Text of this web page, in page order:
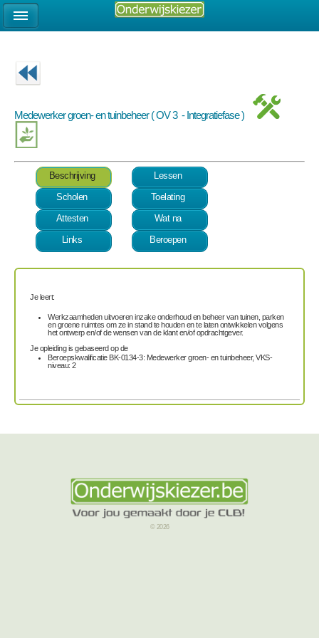
Medewerker groen- en tuinbeheer ( OV 3 - Integratiefase )
Beschrijving
Lessen
Scholen
Toelating
Attesten
Wat na
Links
Beroepen
Je leert:
Werkzaamheden uitvoeren inzake onderhoud en beheer van tuinen, parken
en groene ruimtes om ze in stand te houden en te laten ontwikkelen volgens
het ontwerp en/of de wensen van de klant en/of opdrachtgever.
Je opleiding is gebaseerd op de
Beroepskwalificatie BK-0134-3: Medewerker groen- en tuinbeheer, VKS-
niveau: 2
© 2026